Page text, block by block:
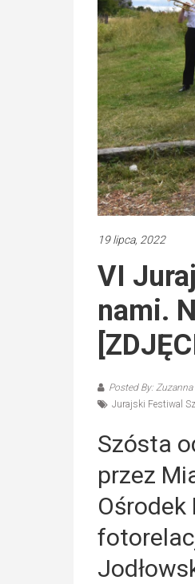
19 lipca, 2022
VI
nami.
Posted By:
Jurajski Festiwal
Szósta
przez